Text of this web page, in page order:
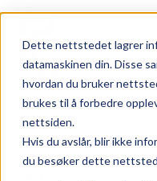
Dette nettstedet lagrer
datamaskinen din. Disse
hvordan du bruker
brukes til å forbedre
nettsiden.
Hvis du avslår, blir ikke
du besøker dette
Tjenester